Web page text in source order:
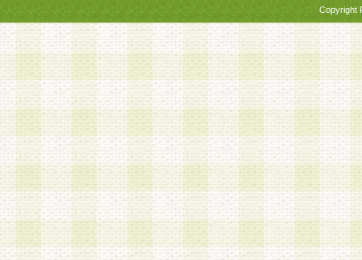
Copyright